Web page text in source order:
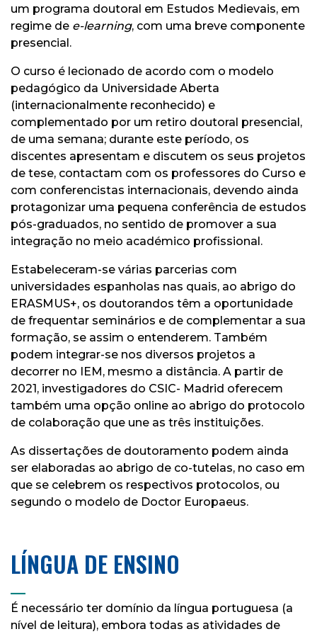
um programa doutoral em Estudos Medievais, em
regime de e-learning, com uma breve componente
presencial.
O curso é lecionado de acordo com o modelo
pedagógico da Universidade Aberta
(internacionalmente reconhecido) e
complementado por um retiro doutoral presencial,
de uma semana; durante este período, os
discentes apresentam e discutem os seus projetos
de tese, contactam com os professores do Curso e
com conferencistas internacionais, devendo ainda
protagonizar uma pequena conferência de estudos
pós-graduados, no sentido de promover a sua
integração no meio académico profissional.
Estabeleceram-se várias parcerias com
universidades espanholas nas quais, ao abrigo do
ERASMUS+, os doutorandos têm a oportunidade
de frequentar seminários e de complementar a sua
formação, se assim o entenderem. Também
podem integrar-se nos diversos projetos a
decorrer no IEM, mesmo a distância. A partir de
2021, investigadores do CSIC- Madrid oferecem
também uma opção online ao abrigo do protocolo
de colaboração que une as três instituições.
As dissertações de doutoramento podem ainda
ser elaboradas ao abrigo de co-tutelas, no caso em
que se celebrem os respectivos protocolos, ou
segundo o modelo de Doctor Europaeus.
LÍNGUA DE ENSINO
É necessário ter domínio da língua portuguesa (a
nível de leitura), embora todas as atividades de